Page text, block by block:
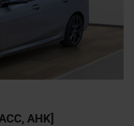
AHK]